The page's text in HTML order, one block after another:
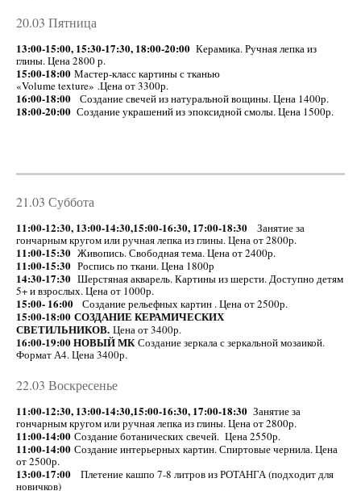
20.03 Пятница
13:00-15:00, 15:30-17:30, 18:00-20:00 Керамика. Ручная лепка из
глины. Цена 2800 р.
15:00-18:00 Мастер-класс картины с тканью
«Volume texture» .Цена от 3300р.
16:00-18:00 Создание свечей из натуральной вощины. Цена 1400р.
18:00-20:00 Создание украшений из эпоксидной смолы. Цена 1500р.
21.03 Суббота
11:00-12:30, 13:00-14:30,15:00-16:30, 17:00-18:30
Занятие за
гончарным кругом или ручная лепка из глины. Цена от 2800р.
11:00-15:30 Живопись. Свободная тема. Цена от 2400р.
11:00-15:30 Роспись по ткани. Цена 1800р
14:30-17:30 Шерстяная акварель. Картины из шерсти. Доступно детям
5+ и взрослых. Цена от 1000р.
15:00- 16:00 Создание рельефных картин . Цена от 2500р.
15:00-18:00 СОЗДАНИЕ КЕРАМИЧЕСКИХ
СВЕТИЛЬНИКОВ. Цена от 3400р.
16:00-19:00 НОВЫЙ МКСоздание зеркала с зеркальной мозаикой.
Формат А4. Цена 3400р.
22.03 Воскресенье
11:00-12:30, 13:00-14:30,15:00-16:30, 17:00-18:30 Занятие за
гончарным кругом или ручная лепка из глины. Цена от 2800р.
11:00-14:00 Создание ботанических свечей. Цена 2550р.
11:00-14:00 Создание интерьерных картин. Спиртовые чернила. Цена
от 2500р.
13:00-17:00 Плетение кашпо 7-8 литров из РОТАНГА (подходит для
новичков)